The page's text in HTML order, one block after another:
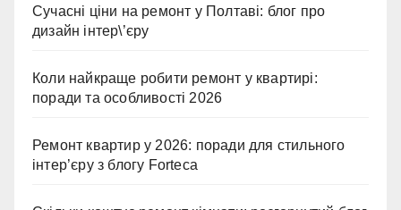
Сучасні ціни на ремонт у Полтаві: блог про
дизайн інтер\’єру
Коли найкраще робити ремонт у квартирі:
поради та особливості 2026
Ремонт квартир у 2026: поради для стильного
інтер’єру з блогу Forteca